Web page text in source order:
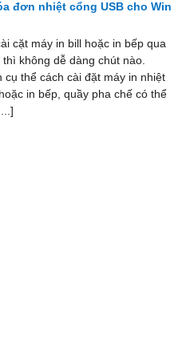
đơn nhiệt cổng USB cho Win
cặt máy in bill hoặc in bếp qua
không dễ dàng chút nào.
cụ thể cách cài đặt máy in nhiệt
in bếp, quầy pha chế có thể